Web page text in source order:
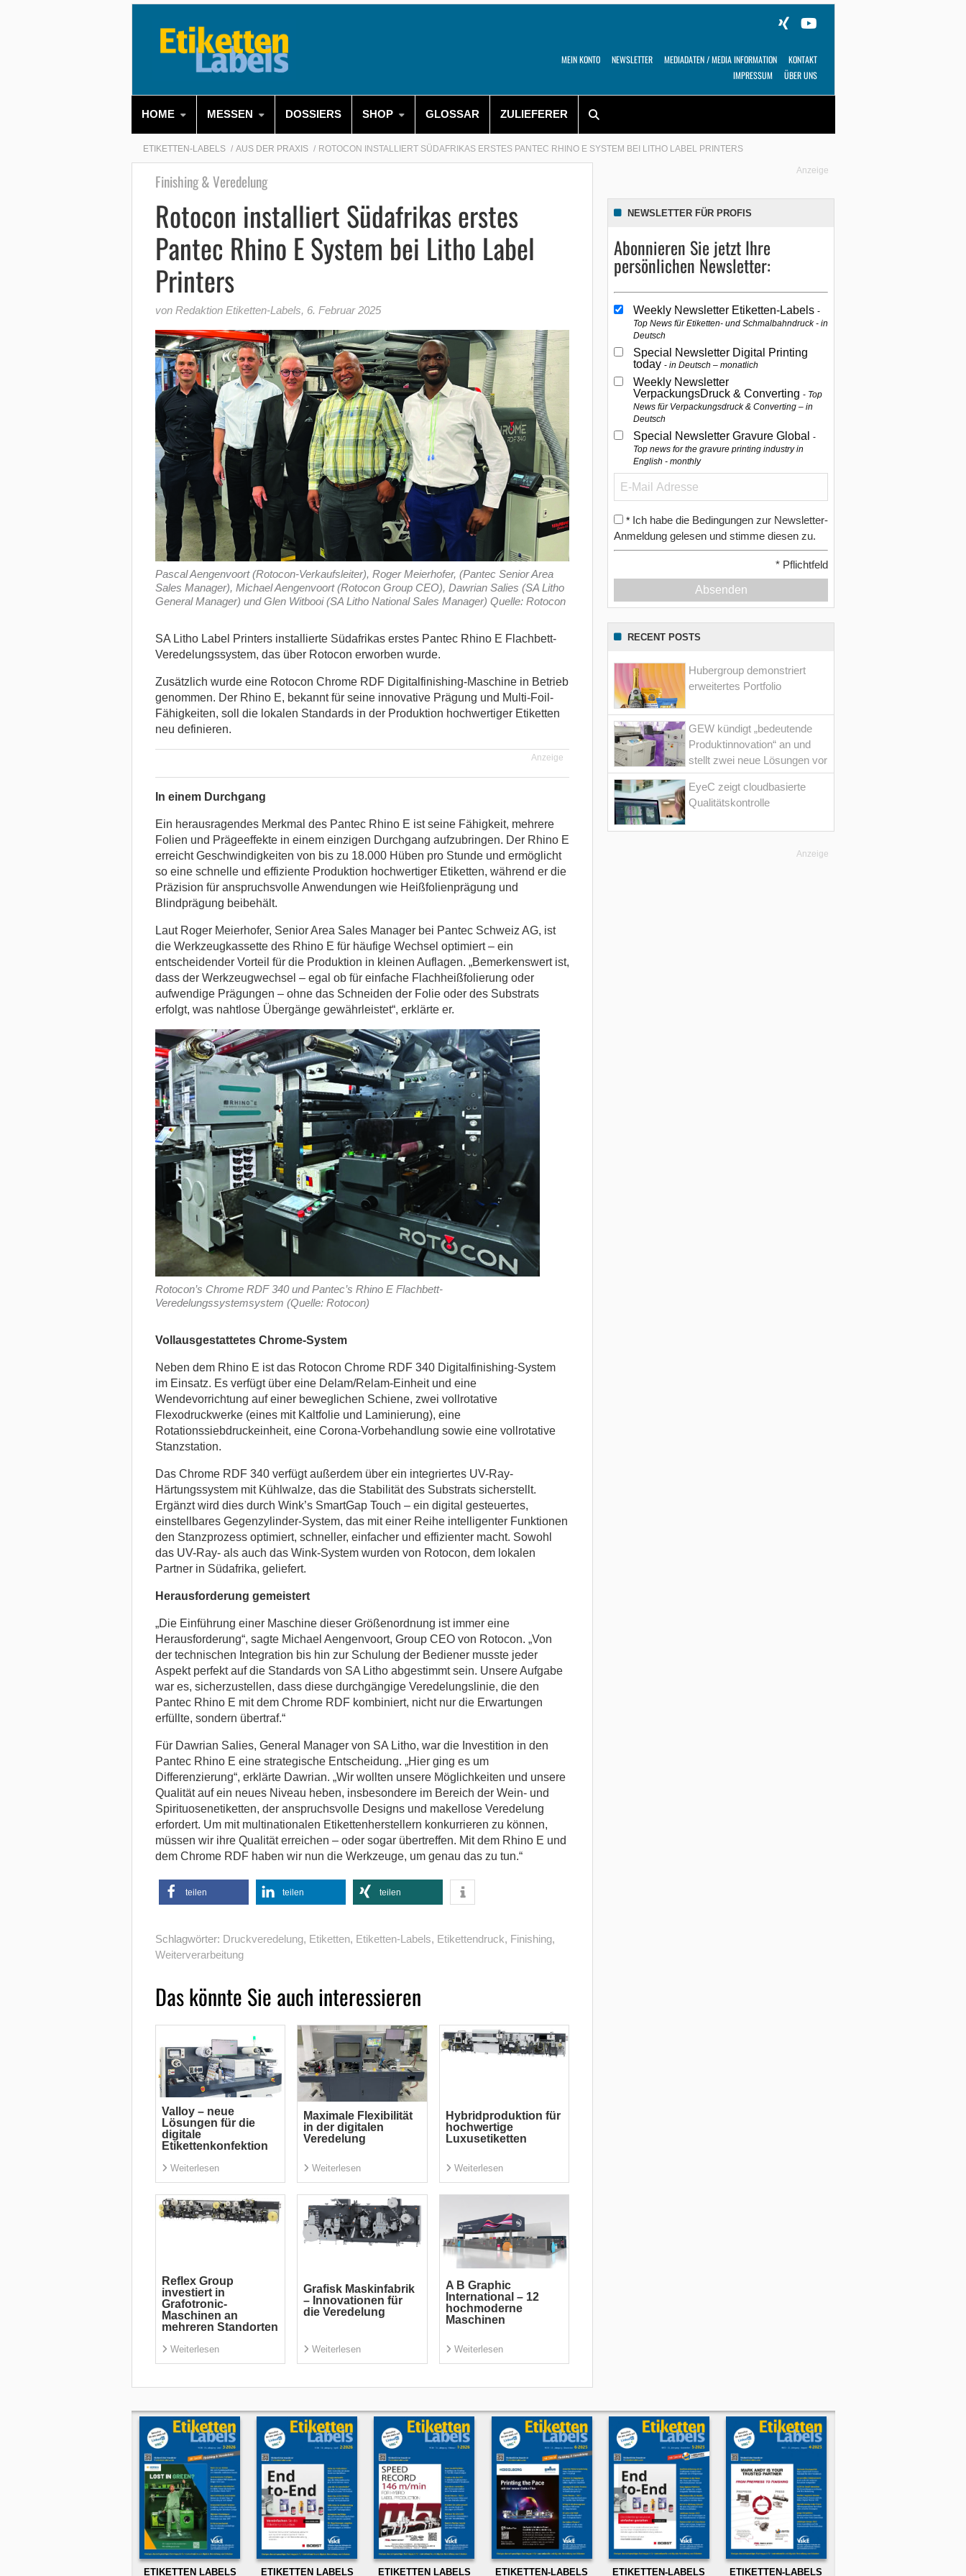
MEIN KONTO NEWSLETTER MEDIADATEN / MEDIA INFORMATION
KONTAKT
IMPRESSUM
ÜBER UNS
HOME MESSEN DOSSIERS SHOP GLOSSAR ZULIEFERER
ETIKETTEN-LABELS AUS DER PRAXIS ROTOCON INSTALLIERT SÜDAFRIKAS ERSTES PANTEC RHINO E SYSTEM BEI LITHO LABEL PRINTERS
Finishing & Veredelung
Rotocon installiert Südafrikas erstes
Pantec Rhino E System bei Litho Label
Printers
von Redaktion Etiketten-Labels, 6. Februar 2025
Pascal Aengenvoort (Rotocon-Verkaufsleiter), Roger Meierhofer, (Pantec Senior Area
Sales Manager), Michael Aengenvoort (Rotocon Group CEO), Dawrian Salies (SA Litho
General Manager) und Glen Witbooi (SA Litho National Sales Manager) Quelle: Rotocon
SA Litho Label Printers installierte Südafrikas erstes Pantec Rhino E Flachbett-
Veredelungssystem, das über Rotocon erworben wurde.
Zusätzlich wurde eine Rotocon Chrome RDF Digitalfinishing-Maschine in Betrieb
genommen. Der Rhino E, bekannt für seine innovative Prägung und Multi-Foil-
Fähigkeiten, soll die lokalen Standards in der Produktion hochwertiger Etiketten
neu definieren.
Anzeige
In einem Durchgang
Ein herausragendes Merkmal des Pantec Rhino E ist seine Fähigkeit, mehrere
Folien und Prägeeffekte in einem einzigen Durchgang aufzubringen. Der Rhino E
erreicht Geschwindigkeiten von bis zu 18.000 Hüben pro Stunde und ermöglicht
so eine schnelle und effiziente Produktion hochwertiger Etiketten, während er die
Präzision für anspruchsvolle Anwendungen wie Heißfolienprägung und
Blindprägung beibehält.
Laut Roger Meierhofer, Senior Area Sales Manager bei Pantec Schweiz AG, ist
die Werkzeugkassette des Rhino E für häufige Wechsel optimiert – ein
entscheidender Vorteil für die Produktion in kleinen Auflagen. „Bemerkenswert ist,
dass der Werkzeugwechsel – egal ob für einfache Flachheißfolierung oder
aufwendige Prägungen – ohne das Schneiden der Folie oder des Substrats
erfolgt, was nahtlose Übergänge gewährleistet“, erklärte er.
Rotocon’s Chrome RDF 340 und Pantec’s Rhino E Flachbett-
Veredelungssystemsystem (Quelle: Rotocon)
Vollausgestattetes Chrome-System
Neben dem Rhino E ist das Rotocon Chrome RDF 340 Digitalfinishing-System
im Einsatz. Es verfügt über eine Delam/Relam-Einheit und eine
Wendevorrichtung auf einer beweglichen Schiene, zwei vollrotative
Flexodruckwerke (eines mit Kaltfolie und Laminierung), eine
Rotationssiebdruckeinheit, eine Corona-Vorbehandlung sowie eine vollrotative
Stanzstation.
Das Chrome RDF 340 verfügt außerdem über ein integriertes UV-Ray-
Härtungssystem mit Kühlwalze, das die Stabilität des Substrats sicherstellt.
Ergänzt wird dies durch Wink’s SmartGap Touch – ein digital gesteuertes,
einstellbares Gegenzylinder-System, das mit einer Reihe intelligenter Funktionen
den Stanzprozess optimiert, schneller, einfacher und effizienter macht. Sowohl
das UV-Ray- als auch das Wink-System wurden von Rotocon, dem lokalen
Partner in Südafrika, geliefert.
Herausforderung gemeistert
„Die Einführung einer Maschine dieser Größenordnung ist immer eine
Herausforderung“, sagte Michael Aengenvoort, Group CEO von Rotocon. „Von
der technischen Integration bis hin zur Schulung der Bediener musste jeder
Aspekt perfekt auf die Standards von SA Litho abgestimmt sein. Unsere Aufgabe
war es, sicherzustellen, dass diese durchgängige Veredelungslinie, die den
Pantec Rhino E mit dem Chrome RDF kombiniert, nicht nur die Erwartungen
erfüllte, sondern übertraf.“
Für Dawrian Salies, General Manager von SA Litho, war die Investition in den
Pantec Rhino E eine strategische Entscheidung. „Hier ging es um
Differenzierung“, erklärte Dawrian. „Wir wollten unsere Möglichkeiten und unsere
Qualität auf ein neues Niveau heben, insbesondere im Bereich der Wein- und
Spirituosenetiketten, der anspruchsvolle Designs und makellose Veredelung
erfordert. Um mit multinationalen Etikettenherstellern konkurrieren zu können,
müssen wir ihre Qualität erreichen – oder sogar übertreffen. Mit dem Rhino E und
dem Chrome RDF haben wir nun die Werkzeuge, um genau das zu tun.“
teilen teilen teilen
Schlagwörter: Druckveredelung, Etiketten, Etiketten-Labels, Etikettendruck, Finishing,
Weiterverarbeitung
Das könnte Sie auch interessieren
Valloy – neue
Lösungen für die
digitale
Etikettenkonfektion
Weiterlesen
Maximale Flexibilität
in der digitalen
Veredelung
Weiterlesen
Hybridproduktion für
hochwertige
Luxusetiketten
Weiterlesen
Reflex Group
investiert in
Grafotronic-
Maschinen an
mehreren Standorten
Weiterlesen
Grafisk Maskinfabrik
– Innovationen für
die Veredelung
Weiterlesen
A B Graphic
International – 12
hochmoderne
Maschinen
Weiterlesen
Anzeige
NEWSLETTER FÜR PROFIS
Abonnieren Sie jetzt Ihre
persönlichen Newsletter:
Weekly Newsletter Etiketten-Labels
Top News für Etiketten- und Schmalbahndruck - in
Deutsch
Special Newsletter Digital Printing
today in Deutsch – monatlich
Weekly Newsletter
VerpackungsDruck & Converting Top
News für Verpackungsdruck & Converting – in
Deutsch
Special Newsletter Gravure Global
Top news for the gravure printing industry in
English - monthly
* Ich habe die Bedingungen zur Newsletter-
Anmeldung gelesen und stimme diesen zu.
* Pflichtfeld
Absenden
RECENT POSTS
Hubergroup demonstriert
erweitertes Portfolio
GEW kündigt „bedeutende
Produktinnovation“ an und
stellt zwei neue Lösungen vor
EyeC zeigt cloudbasierte
Qualitätskontrolle
Anzeige
ETIKETTEN LABELS ETIKETTEN LABELS ETIKETTEN LABELS ETIKETTEN-LABELS ETIKETTEN-LABELS ETIKETTEN-LABELS